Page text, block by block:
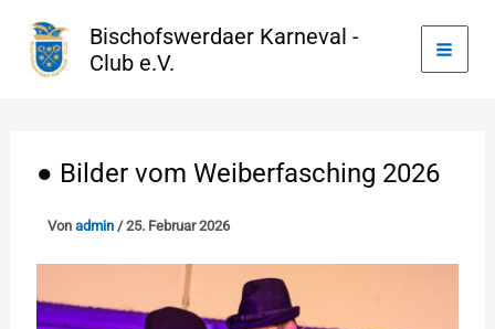
Inhalt
springen
Bischofswerdaer Karneval -
Club e.V.
● Bilder vom Weiberfasching 2026
Vonadmin/25. Februar 2026